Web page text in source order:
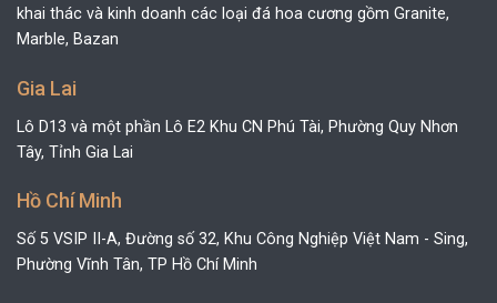
khai thác và kinh doanh các loại đá hoa cương gồm Granite,
Marble, Bazan
Gia Lai
Lô D13 và một phần Lô E2 Khu CN Phú Tài, Phường Quy Nhơn
Tây, Tỉnh Gia Lai
Hồ Chí Minh
Số 5 VSIP II-A, Đường số 32, Khu Công Nghiệp Việt Nam - Sing,
Phường Vĩnh Tân, TP Hồ Chí Minh